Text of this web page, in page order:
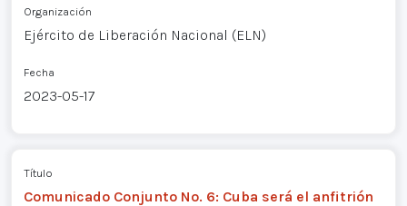
Organización
Ejército de Liberación Nacional (ELN)
Fecha
2023-05-17
Título
Comunicado Conjunto No. 6: Cuba será el anfitrión